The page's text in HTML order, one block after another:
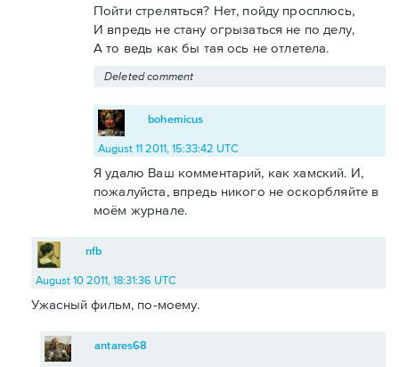
Пойти стреляться? Нет, пойду просплюсь,
И впредь не стану огрызаться не по делу,
А то ведь как бы тая ось не отлетела.
Deleted comment
bohemicus
August 11 2011, 15:33:42 UTC
Я удалю Ваш комментарий, как хамский. И,
пожалуйста, впредь никого не оскорбляйте в
моём журнале.
nfb
August 10 2011, 18:31:36 UTC
Ужасный фильм, по-моему.
antares68